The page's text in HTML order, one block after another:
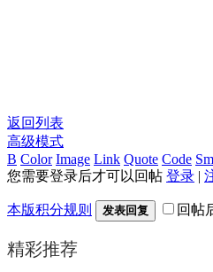
返回列表
高级模式
B Color Image Link Quote Code
您需要登录后才可以回帖 登录 |
本版积分规则 发表回复 回帖
精彩推荐